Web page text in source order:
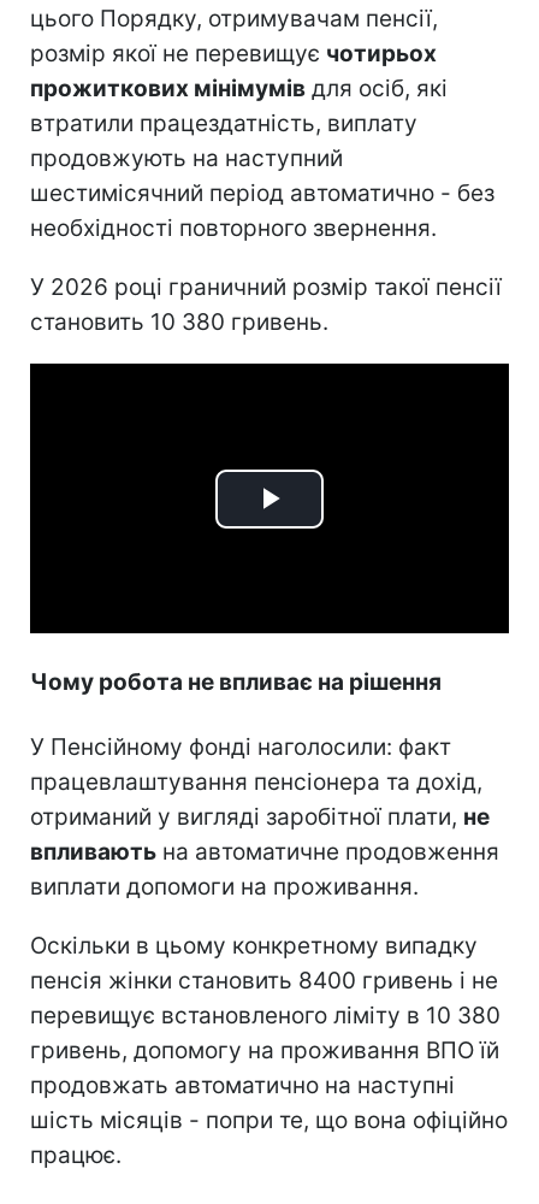
цього Порядку, отримувачам пенсії,
розмір якої не перевищує чотирьох
прожиткових мінімумів для осіб, які
втратили працездатність, виплату
продовжують на наступний
шестимісячний період автоматично - без
необхідності повторного звернення.
У 2026 році граничний розмір такої пенсії
становить 10 380 гривень.
Play
Чому робота не впливає на рішення
У Пенсійному фонді наголосили: факт
працевлаштування пенсіонера та дохід,
отриманий у вигляді заробітної плати, не
впливають на автоматичне продовження
виплати допомоги на проживання.
Оскільки в цьому конкретному випадку
пенсія жінки становить 8400 гривень і не
перевищує встановленого ліміту в 10 380
гривень, допомогу на проживання ВПО їй
продовжать автоматично на наступні
шість місяців - попри те, що вона офіційно
працює.